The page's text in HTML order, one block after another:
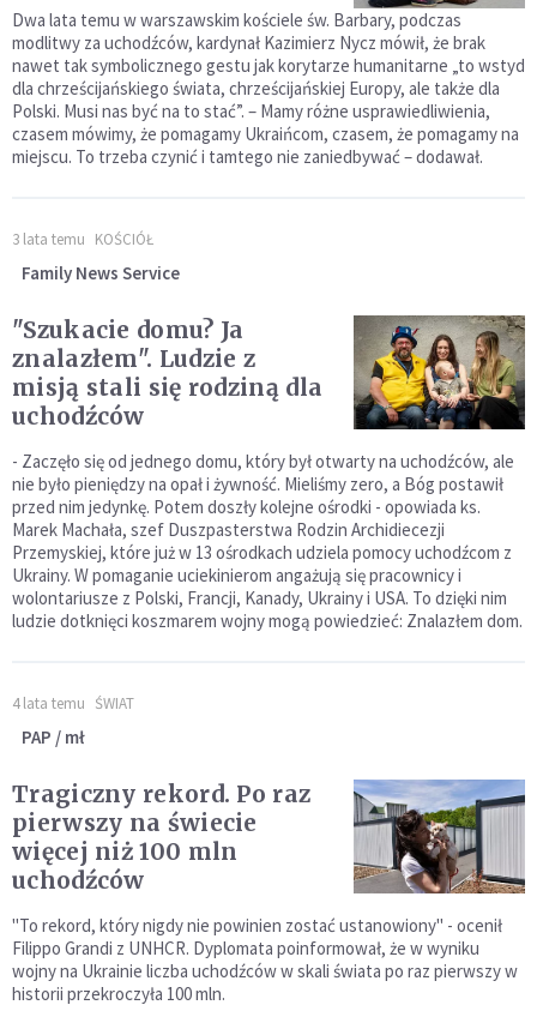
Dwa lata temu w warszawskim kościele św. Barbary, podczas
modlitwy za uchodźców, kardynał Kazimierz Nycz mówił, że brak
nawet tak symbolicznego gestu jak korytarze humanitarne „to wstyd
dla chrześcijańskiego świata, chrześcijańskiej Europy, ale także dla
Polski. Musi nas być na to stać”. – Mamy różne usprawiedliwienia,
czasem mówimy, że pomagamy Ukraińcom, czasem, że pomagamy na
miejscu. To trzeba czynić i tamtego nie zaniedbywać – dodawał.
3 lata temu KOŚCIÓŁ
Family News Service
"Szukacie domu? Ja
znalazłem". Ludzie z
misją stali się rodziną dla
uchodźców
- Zaczęło się od jednego domu, który był otwarty na uchodźców, ale
nie było pieniędzy na opał i żywność. Mieliśmy zero, a Bóg postawił
przed nim jedynkę. Potem doszły kolejne ośrodki - opowiada ks.
Marek Machała, szef Duszpasterstwa Rodzin Archidiecezji
Przemyskiej, które już w 13 ośrodkach udziela pomocy uchodźcom z
Ukrainy. W pomaganie uciekinierom angażują się pracownicy i
wolontariusze z Polski, Francji, Kanady, Ukrainy i USA. To dzięki nim
ludzie dotknięci koszmarem wojny mogą powiedzieć: Znalazłem dom.
4 lata temu ŚWIAT
PAP / mł
Tragiczny rekord. Po raz
pierwszy na świecie
więcej niż 100 mln
uchodźców
"To rekord, który nigdy nie powinien zostać ustanowiony" - ocenił
Filippo Grandi z UNHCR. Dyplomata poinformował, że w wyniku
wojny na Ukrainie liczba uchodźców w skali świata po raz pierwszy w
historii przekroczyła 100 mln.